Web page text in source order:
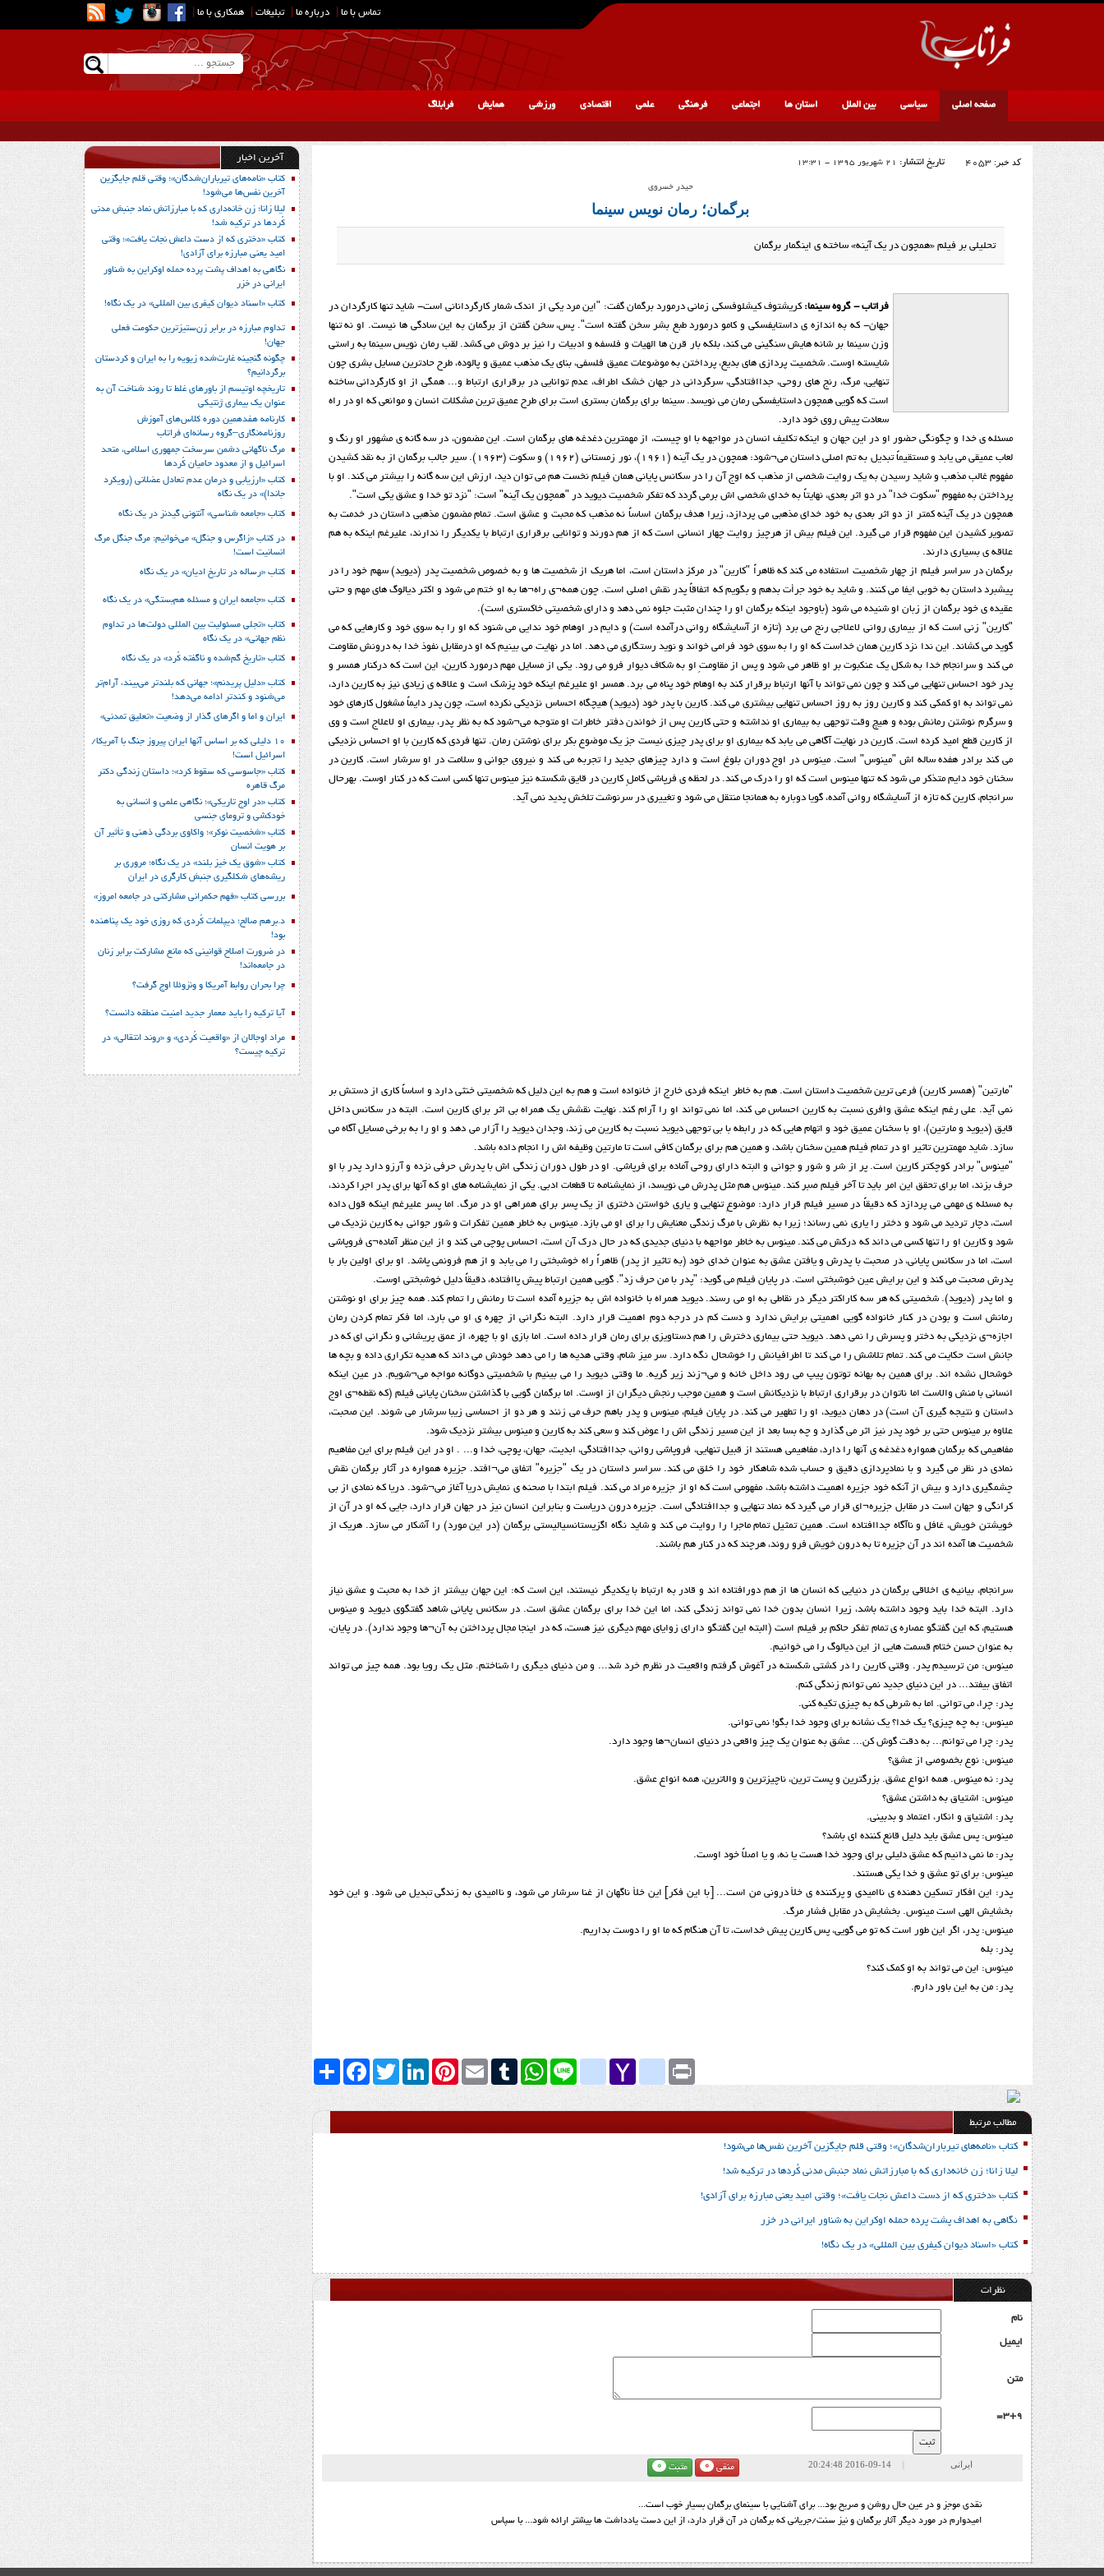
تماس با ما درباره ما تبلیغات همکاری با ما
صفحه اصلی سیاسی بین الملل استان ها اجتماعی فرهنگی علمی اقتصادی ورزشی همایش فرابلاگ
کد خبر: 4053 تاریخ انتشار: 21 شهریور 1395 - 13:31
حیدر خسروی
برگمان؛ رمان نویس سینما
تحلیلی بر فیلم «همچون در یک آینه» ساخته ی اینگمار برگمان
فراتاب - گروه سینما:کریشتوف کیشلوفسکی زمانی درمورد برگمان گفت: "این مرد یکی از اندک شمار کارگردانانی است- شاید تنها کارگردان در
جهان- که به اندازه ی داستایفسکی و کامو درمورد طبع بشر سخن گفته است". پس، سخن گفتن از برگمان به این سادگی ها نیست. او نه تنها
وزن سینما بر شانه هایش سنگینی می کند، بلکه بار قرن ها الهیات و فلسفه و ادبیات را نیز بر دوش می کشد. لقب رمان نویس سینما به راستی
شایسته اوست. شخصیت پردازی های بدیع، پرداختن به موضوعات عمیق فلسفی، بنای یک مذهب عمیق و پالوده، طرح حادترین مسایل بشری چون
تنهایی، مرگ، رنج های روحی، جداافتادگی، سرگردانی در جهان خشک اطراف، عدم توانایی در برقراری ارتباط و... همگی از او کارگردانی ساخته
است که گویی همچون داستایفسکی رمان می نویسد. سینما برای برگمان بستری است برای طرح عمیق ترین مشکلات انسان و موانعی که او در راه
سعادت پیش روی خود دارد.
مسئله ی خدا و چگونگی حضور او در این جهان و اینکه تکلیف انسان در مواجهه با او چیست، از مهمترین دغدغه های برگمان است. این مضمون، در سه گانه ی مشهور او رنگ و
لعاب عمیقی می یابد و مستقیماً تبدیل به تم اصلی داستان می¬شود: همچون در یک آینه (1961)، نور زمستانی (1962) و سکوت (1963). سیر جالب برگمان از به نقد کشیدن
مفهوم غالب مذهب و شاید رسیدن به یک روایت شخصی از مذهب که اوج آن را در سکانس پایانی همان فیلم نخست هم می توان دید، ارزش این سه گانه را بیشتر می کند. او با
پرداختن به مفهوم "سکوت خدا" در دو اثر بعدی، نهایتاً به خدای شخصی اش برمی گردد که تفکر شخصیت دیوید در "همچون یک آینه" است: "نزد تو خدا و عشق یکی است".
همچون در یک آینه کمتر از دو اثر بعدی به خود خدای مذهبی می پردازد، زیرا هدف برگمان اساساً نه مذهب که محبت و عشق است. تمام مضمون مذهبی داستان در خدمت به
تصویر کشیدن این مفهوم قرار می گیرد. این فیلم بیش از هرچیز روایت چهار انسانی است که از هم دورند و توانایی برقراری ارتباط با یکدیگر را ندارند، علیرغم اینکه به هم
علاقه ی بسیاری دارند.
برگمان در سراسر فیلم از چهار شخصیت استفاده می کند که ظاهراً "کارین" در مرکز داستان است، اما هریک از شخصیت ها و به خصوص شخصیت پدر (دیوید) سهم خود را در
پیشبرد داستان به خوبی ایفا می کنند. و شاید به خود جرأت بدهم و بگویم که اتفاقاً پدر نقش اصلی است. چون همه¬ی راه¬ها به او ختم می شود و اکثر دیالوگ های مهم و حتی
عقیده ی خود برگمان از زبان او شنیده می شود (باوجود اینکه برگمان او را چندان مثبت جلوه نمی دهد و دارای شخصیتی خاکستری است).
"کارین" زنی است که از بیماری روانی لاعلاجی رنج می برد (تازه از آسایشگاه روانی درآمده است) و دایم در اوهام خود ندایی می شنود که او را به سوی خود و کارهایی که می
گوید می کشاند. این ندا نزد کارین همان خداست که او را به سوی خود فرامی خواند و نوید رستگاری می دهد. اما در نهایت می بینیم که او درمقابل نفوذ خدا به درونش مقاومت
می کند و سرانجام خدا به شکل یک عنکبوت بر او ظاهر می شود و پس از مقاومتِ او به شکاف دیوار فرو می رود. یکی از مسایل مهم درمورد کارین، این است که درکنار همسر و
پدر خود احساس تنهایی می کند و چون نمی تواند با آنها ارتباط برقرار کند به اوهام خود پناه می برد. همسر او علیرغم اینکه خود پزشک است و علاقه ی زیادی نیز به کارین دارد،
نمی تواند به او کمکی کند و کارین روز به روز احساس تنهایی بیشتری می کند. کارین با پدر خود (دیوید) هیچگاه احساس نزدیکی نکرده است، چون پدر دایماً مشغول کارهای خود
و سرگرم نوشتن رمانش بوده و هیچ وقت توجهی به بیماری او نداشته و حتی کارین پس از خواندن دفتر خاطرات او متوجه می¬شود که به نظر پدر، بیماری او لاعلاج است و وی
از کارین قطع امید کرده است. کارین در نهایت آگاهی می یابد که بیماری او برای پدر چیزی نیست جز یک موضوع بکر برای نوشتن رمان. تنها فردی که کارین با او احساس نزدیکی
می کند برادر هفده ساله اش "مینوس" است. مینوس در اوج دوران بلوغ است و دارد چیزهای جدید را تجربه می کند و نیروی جوانی و سلامت در او سرشار است. کارین در
سخنان خود دایم متذکر می شود که تنها مینوس است که او را درک می کند. در لحظه ی فرپاشی کاملِ کارین در قایق شکسته نیز مینوس تنها کسی است که در کنار اوست. بهرحال
سرانجام، کارین که تازه از آسایشگاه روانی آمده، گویا دوباره به همانجا منتقل می شود و تغییری در سرنوشت تلخش پدید نمی آید.
"مارتین" (همسر کارین) فرعی ترین شخصیت داستان است. هم به خاطر اینکه فردی خارج از خانواده است و هم به این دلیل که شخصیتی خنثی دارد و اساساً کاری از دستش بر
نمی آید. علی رغم اینکه عشق وافری نسبت به کارین احساس می کند، اما نمی تواند او را آرام کند. نهایت نقشش یک همراه بی اثر برای کارین است. البته در سکانس داخل
قایق (دیوید و مارتین)، او با سخنان عمیق خود و اتهام هایی که در رابطه با بی توجهی دیوید نسبت به کارین می زند، وجدان دیوید را آزار می دهد و او را به برخی مسایل آگاه می
سازد. شاید مهمترین تاثیر او در تمام فیلم همین سخنان باشد، و همین هم برای برگمان کافی است تا مارتین وظیفه اش را انجام داده باشد.
"مینوس" برادر کوچکتر کارین است. پر از شر و شور و جوانی و البته دارای روحی آماده برای فرپاشی. او در طول دوران زندگی اش با پدرش حرفی نزده و آرزو دارد پدر با او
حرف بزند، اما برای تحقق این امر باید تا آخر فیلم صبر کند. مینوس هم مثل پدرش می نویسد، از نمایشنامه تا قطعات ادبی. یکی از نمایشنامه های او که آنها برای پدر اجرا کردند،
به مسئله ی مهمی می پردازد که دقیقاً در مسیر فیلم قرار دارد: موضوعِ تنهایی و یاری خواستن دختری از یک پسر برای همراهی او در مرگ. اما پسر علیرغم اینکه قول داده
است، دچار تردید می شود و دختر را یاری نمی رساند؛ زیرا به نظرش با مرگ زندگی معنایش را برای او می بازد. مینوس به خاطر همین تفکرات و شور جوانی به کارین نزدیک می
شود و کارین او را تنها کسی می داند که درکش می کند. مینوس به خاطر مواجهه با دنیای جدیدی که در حال درک آن است، احساس پوچی می کند و از این منظر آماده¬ی فروپاشی
است، اما در سکانس پایانی، در صحبت با پدرش و یافتن عشق به عنوان خدای خود (به تاثیر از پدر) ظاهراً راه خوشبختی را می یابد و از هم فرونمی پاشد. او برای اولین بار با
پدرش صحبت می کند و این برایش عین خوشبختی است. در پایان فیلم می گوید: "پدر با من حرف زد". گویی همین ارتباط پیش پاافتاده، دقیقاً دلیل خوشبختی اوست.
و اما پدر (دیوید). شخصیتی که هر سه کاراکتر دیگر در نقاطی به او می رسند. دیوید همراه با خانواده اش به جزیره آمده است تا رمانش را تمام کند. همه چیز برای او نوشتن
رمانش است و بودن در کنار خانواده گویی اهمیتی برایش ندارد و دست کم در درجه دوم اهمیت قرار دارد. البته نگرانی از چهره ی او می بارد، اما فکر تمام کردن رمان
اجازه¬ی نزدیکی به دختر و پسرش را نمی دهد. دیوید حتی بیماری دخترش را هم دستاویزی برای رمان قرار داده است. اما بازی او با چهره، از عمق پریشانی و نگرانی ای که در
جانش است حکایت می کند. تمام تلاشش را می کند تا اطرافیانش را خوشحال نگه دارد. سر میز شام، وقتی هدیه ها را می دهد خودش می داند که هدیه تکراری داده و بچه ها
خوشحال نشده اند. برای همین به بهانه توتون پیپ می رود داخل خانه و می¬زند زیر گریه. ما وقتی دیوید را می بینیم با شخصیتی دوگانه مواجه می¬شویم. در عین اینکه
انسانی با منش والاست اما ناتوان در برقراری ارتباط با نزدیکانش است و همین موجب رنجش دیگران از اوست. اما برگمان گویی با گذاشتن سخنان پایانی فیلم (که نقطه¬ی اوج
داستان و نتیجه گیری آن است) در دهان دیوید، او را تطهیر می کند. در پایان فیلم، مینوس و پدر باهم حرف می زنند و هر دو از احساسی زیبا سرشار می شوند. این صحبت،
علاوه بر مینوس حتی بر خود پدر نیز اثر می گذارد و چه بسا بعد از این مسیر زندگی اش را عوض کند و سعی کند به کارین و مینوس بیشتر نزدیک شود.
مفاهیمی که برگمان همواره دغدغه ی آنها را دارد، مفاهیمی هستند از قبیل تنهایی، فروپاشی روانی، جداافتادگی، ابدیت، جهان، پوچی، خدا و... . او در این فیلم برای این مفاهیم
نمادی در نظر می گیرد و با نمادپردازی دقیق و حساب شده شاهکار خود را خلق می کند. سراسر داستان در یک "جزیره" اتفاق می¬افتد. جزیره همواره در آثار برگمان نقش
چشمگیری دارد و بیش از آنکه خود جزیره اهمیت داشته باشد، مفهومی است که او از جزیره مراد می کند. فیلم ابتدا با صحنه ی نمایش دریا آغاز می¬شود. دریا که نمادی از بی
کرانگی و جهان است در مقابل جزیره¬ای قرار می گیرد که نماد تنهایی و جداافتادگی است. جزیره درون دریاست و بنابراین انسان نیز در جهان قرار دارد، جایی که او در آن از
خویشتن خویش، غافل و ناآگاه جداافتاده است. همین تمثیل تمام ماجرا را روایت می کند و شاید نگاه اگزیستانسیالیستی برگمان (در این مورد) را آشکار می سازد. هریک از
شخصیت ها آمده اند در آن جزیره تا به درون خویش فرو روند، هرچند که در کنار هم باشند.
سرانجام، بیانیه ی اخلاقی برگمان در دنیایی که انسان ها از هم دورافتاده اند و قادر به ارتباط با یکدیگر نیستند، این است که: این جهان بیشتر از خدا به محبت و عشق نیاز
دارد. البته خدا باید وجود داشته باشد، زیرا انسان بدون خدا نمی تواند زندگی کند، اما این خدا برای برگمان عشق است. در سکانس پایانی شاهد گفتگوی دیوید و مینوس
هستیم، که این گفتگو عصاره ی تمام تفکر حاکم بر فیلم است (البته این گفتگو دارای زوایای مهم دیگری نیز هست، که در اینجا مجال پرداختن به آن¬ها وجود ندارد). در پایان،
به عنوان حسن ختام قسمت هایی از این دیالوگ را می خوانیم.
مینوس: من ترسیدم پدر. وقتی کارین را در کشتی شکسته در آغوش گرفتم واقعیت در نظرم خرد شد... و من دنیای دیگری را شناختم. مثل یک رویا بود. همه چیز می تواند
اتفاق بیفتد... در این دنیای جدید نمی توانم زندگی کنم.
پدر: چرا، می توانی. اما به شرطی که به چیزی تکیه کنی.
مینوس: به چه چیزی؟ یک خدا؟ یک نشانه برای وجود خدا بگو! نمی توانی.
پدر: چرا می توانم... به دقت گوش کن... عشق به عنوان یک چیز واقعی در دنیای انسان¬ها وجود دارد.
مینوس: نوع بخصوصی از عشق؟
پدر: نه مینوس. همه انواع عشق. بزرگترین و پست ترین، ناچیزترین و والاترین، همه انواع عشق.
مینوس: اشتیاق به داشتن عشق؟
پدر: اشتیاق و انکار، اعتماد و بدبینی.
مینوس: پس عشق باید دلیل قانع کننده ای باشد؟
پدر: ما نمی دانیم که عشق دلیلی برای وجود خدا هست یا نه، و یا اصلاً خود اوست.
مینوس: برای تو عشق و خدا یکی هستند.
پدر: این افکار تسکین دهنده ی ناامیدی و پرکننده ی خلأ درونی من است... [با این فکر] این خلأ ناگهان از غنا سرشار می شود، و ناامیدی به زندگی تبدیل می شود. و این خود
بخشایش الهی است مینوس. بخشایش در مقابل فشار مرگ.
مینوس: پدر، اگر این طور است که تو می گویی، پس کارین پیش خداست، تا آن هنگام که ما او را دوست بداریم.
پدر: بله
مینوس: این می تواند به او کمک کند؟
پدر: من به این باور دارم.
اشتراکFacebook TwitterLinkedInPinterest Email TumblrWhatsApp Line
google_bookmarks
Yahoo
yahoo_messenger Print
مطالب مرتبط
کتاب «نامه‌های تیرباران‌شدگان»؛ وقتی قلم جایگزین آخرین نفس‌ها می‌شود!
لیلا زانا؛ زن خانه‌داری که با مبارزاتش نماد جنبش مدنی کُردها در ترکیه شد!
کتاب «دختری که از دست داعش نجات یافت»؛ وقتی امید یعنی مبارزه برای آزادی!
نگاهی به اهداف پشت پرده حمله اوکراین به شناور ایرانی در خزر
کتاب «اسناد دیوان کیفری بین المللی» در یک نگاه!
نظرات
نام
ایمیل
متن
3+9=
ایرانی 2016-09-14 20:24:48 منفی 0 مثبت 0
نقدی موجز و در عین حال روشن و صریح بود... برای آشنایی با سینمای برگمان بسیار خوب است...
امیدوارم در مورد دیگر آثار برگمان و نیز سنت/جریانی که برگمان در آن قرار دارد، از این دست یادداشت ها بیشتر ارائه شود... با سپاس
آخرین اخبار
کتاب «نامه‌های تیرباران‌شدگان»؛ وقتی قلم جایگزین
آخرین نفس‌ها می‌شود!
لیلا زانا؛ زن خانه‌داری که با مبارزاتش نماد جنبش مدنی
کُردها در ترکیه شد!
کتاب «دختری که از دست داعش نجات یافت»؛ وقتی
امید یعنی مبارزه برای آزادی!
نگاهی به اهداف پشت پرده حمله اوکراین به شناور
ایرانی در خزر
کتاب «اسناد دیوان کیفری بین المللی» در یک نگاه!
تداوم مبارزه در برابر زن‌ستیزترین حکومت فعلی
جهان!
چگونه گنجینه غارت‌شده زیویه را به ایران و کردستان
برگردانیم؟
تاریخچه اوتیسم از باورهای غلط تا روند شناخت آن به
عنوان یک بیماری ژنتیکی
کارنامه هفدهمین دوره کلاس‌های آموزش
روزنامه‌نگاری–گروه رسانه‌ای فراتاب
مرگ ناگهانی دشمن سرسخت جمهوری اسلامی، متحد
اسرائیل و از معدود حامیان کُردها
کتاب «ارزیابی و درمان عدم تعادل عضلانی (رویکرد
جاندا)» در یک نگاه
کتاب «جامعه شناسی» آنتونی گیدنز در یک نگاه
در کتاب «زاگرس و جنگل» می‌خوانیم: مرگ جنگل مرگ
انسانیت است!
کتاب «رساله در تاریخ ادیان» در یک نگاه
کتاب «جامعه ایران و مسئله هم‌بستگی» در یک نگاه
کتاب «تجلی مسئولیت بین المللی دولت‌ها در تداوم
نظم جهانی» در یک نگاه
کتاب «تاریخ گم‌شده و ناگفته کُرد» در یک نگاه
کتاب «دلیل پریدنم»؛ جهانی که بلندتر می‌بیند، آرام‌تر
می‌شنود و کندتر ادامه می‌دهد!
ایران و اما و اگرهای گذار از وضعیت «تعلیق تمدنی»
10 دلیلی که بر اساس آنها ایران پیروز جنگ با آمریکا/
اسرائیل است!
کتاب «جاسوسی که سقوط کرد»؛ داستان زندگی دکتر
مرگ قاهره
کتاب «در اوج تاریکی»؛ نگاهی علمی و انسانی به
خودکشی و ترومای جنسی
کتاب «شخصیت نوکر»؛ واکاوی بردگی ذهنی و تأثیر آن
بر هویت انسان
کتاب «شوق یک خیز بلند» در یک نگاه؛ مروری بر
ریشه‌های شکل‎گیری جنبش کارگری در ایران
بررسی کتاب «فهم حکمرانی مشارکتی در جامعه امروز»
د.برهم صالح؛ دیپلمات کُردی که روزی خود یک پناهنده
بود!
در ضرورت اصلاح قوانینی که مانع مشارکت برابر زنان
در جامعه‌اند!
چرا بحران روابط آمریکا و ونزوئلا اوج گرفت؟
آیا ترکیه را باید معمار جدید امنیت منطقه دانست؟
مراد اوجالان از «واقعیت کُردی» و «روند انتقالی» در
ترکیه چیست؟